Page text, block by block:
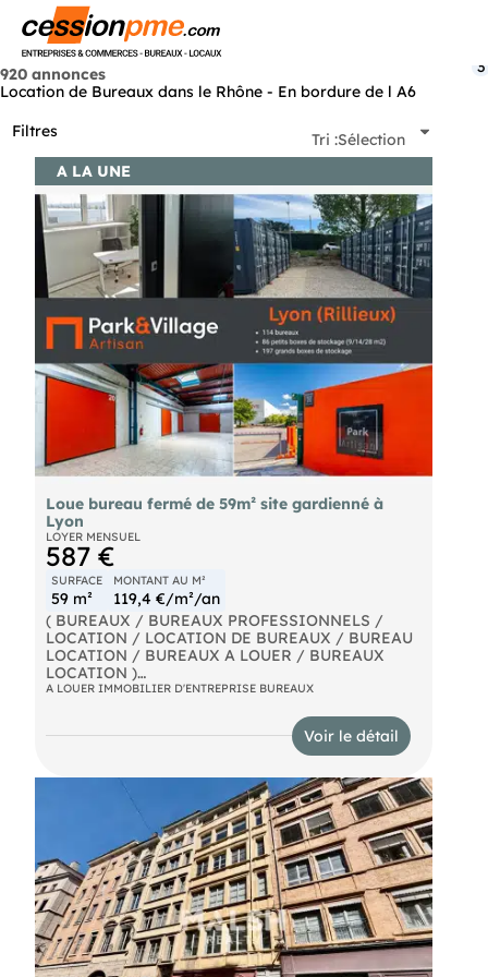
920 annonces
Location de Bureaux dans le Rhône - En bordure de l A6
Filtres
3
Tri :Sélection
A LA UNE
Loue bureau fermé de 59m² site gardienné à
Lyon
LOYER MENSUEL
587 €
SURFACE
59 m²
MONTANT AU M²
119,4 €/m²/an
( BUREAUX / BUREAUX PROFESSIONNELS /
LOCATION / LOCATION DE BUREAUX / BUREAU
LOCATION / BUREAUX A LOUER / BUREAUX
LOCATION )
sur le Park Artisan de Rillieux-La-Pape.
- Un gestionnaire de site logé sur place
- 197 cellules de stockage accessibles en véhicules
jusqu'à 20 mètres cubes
- 114 bureaux
- 77 Containers de stockage
- 3 Quais de déchargement communs à toutes les
cellules de stockage pour les véhicules au dela de
20 mètres cubes
- Un coin détente/cafétéria
- La vidésurveillance
- Un accès par badge 7 jours sur 7 de 05h du
A LOUER IMMOBILIER D'ENTREPRISE BUREAUX
Voir le détail